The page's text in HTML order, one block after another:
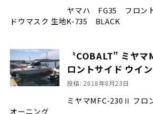
ヤマハ FG35 フロン
ドウマスク 生地K-735 BLACK
〝COBALT” ミヤ
ロントサイド ウイ
投稿: 2018年8月23日
ミヤマMFC-230Ⅱ フロ
オーニング